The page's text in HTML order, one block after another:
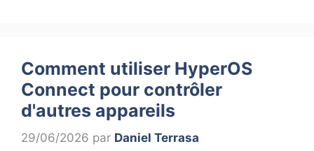
Comment utiliser HyperOS
Connect pour contrôler
d'autres appareils
29/06/2026 par Daniel Terrasa